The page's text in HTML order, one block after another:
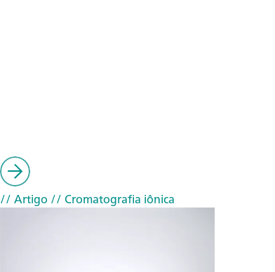
// Artigo // Cromatografia iônica